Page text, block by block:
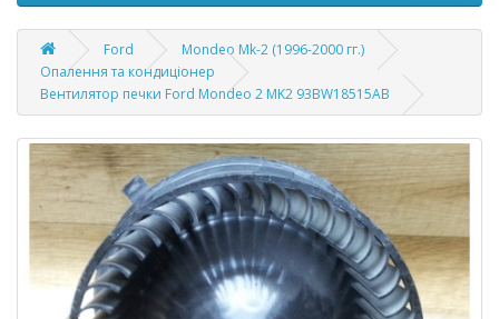
Ford
Mondeo Mk-2 (1996-2000 гг.)
Опалення та кондиціонер
Вентилятор печки Ford Mondeo 2 MK2 93BW18515AB